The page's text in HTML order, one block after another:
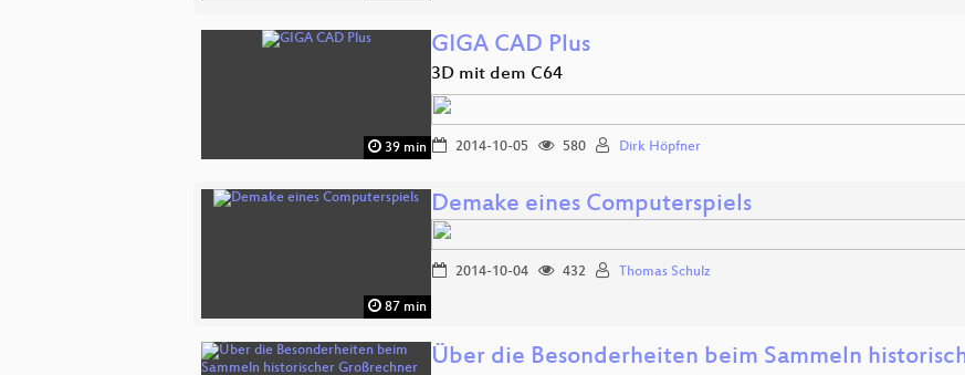
39 min
GIGA CAD Plus
3D mit dem C64
2014-10-05 580 Dirk Höpfner
87 min
Demake eines Computerspiels
2014-10-04 432 Thomas Schulz
Über die Besonderheiten beim Sammeln